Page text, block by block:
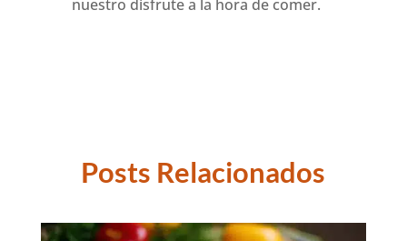
nuestro disfrute a la hora de comer.
Posts Relacionados